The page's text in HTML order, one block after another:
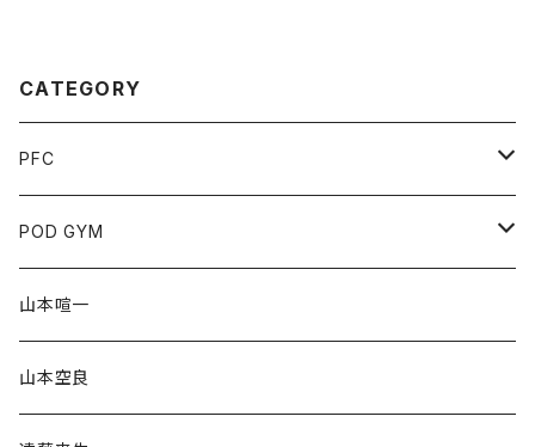
CATEGORY
PFC
チケット
協賛
グッズ
POD GYM
山本空良
クラファン
山本喧一
山本空良